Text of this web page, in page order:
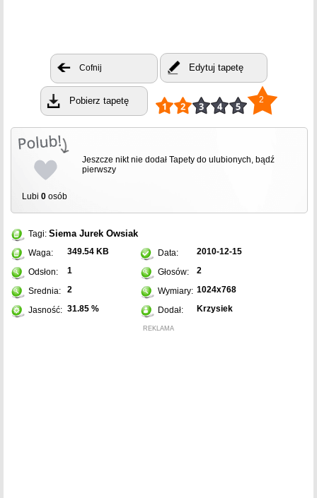
Cofnij Edytuj tapetę
Pobierz tapetę 2
Lubi 0 osób
Jeszcze nikt nie dodał Tapety do ulubionych, bądź
pierwszy
Tagi: Siema Jurek Owsiak
Waga: 349.54 KB Data: 2010-12-15
Odsłon: 1 Głosów: 2
Srednia: 2 Wymiary: 1024x768
Jasność: 31.85 % Dodał: Krzysiek
REKLAMA